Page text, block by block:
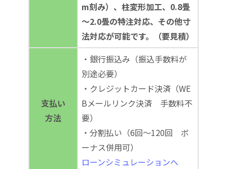
m刻み）、柱変形加工、0.8畳
～2.0畳の特注対応、その他寸
法対応が可能です。（要見積）
支払い
方法
・銀行振込み（振込手数料が
別途必要）
・クレジットカード決済（WE
Bメールリンク決済 手数料不
要）
・分割払い（6回～120回 ボ
ーナス併用可）
ローンシミュレーションへ